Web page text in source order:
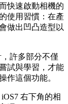
快速啟動相機的
使用習慣：在產
做出凹凸造型以
許多部分不僅
試與學習，才能
作這個功能。
右下角的相